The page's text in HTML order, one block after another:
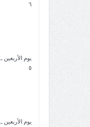
٦
يوم الأربعين ـ
٥
يوم الأربعين ـ